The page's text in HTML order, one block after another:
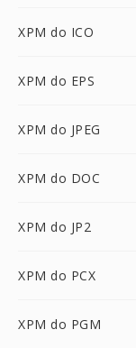
XPM do ICO
XPM do EPS
XPM do JPEG
XPM do DOC
XPM do JP2
XPM do PCX
XPM do PGM